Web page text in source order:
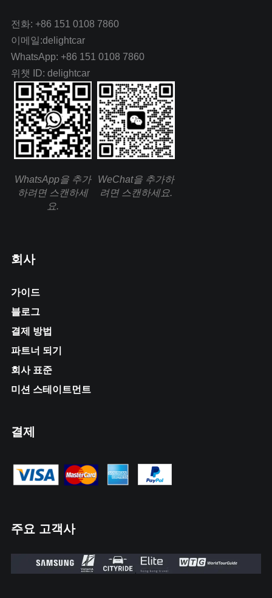
전화: +86 151 0108 7860
이메일:delightcar
WhatsApp: +86 151 0108 7860
위챗 ID: delightcar
WhatsApp을 추가
하려면 스캔하세
요.
WeChat을 추가하
려면 스캔하세요.
회사
가이드
블로그
결제 방법
파트너 되기
회사 표준
미션 스테이트먼트
결제
주요 고객사